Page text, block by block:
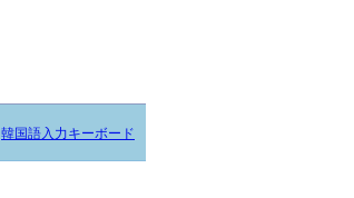
韓国語入力キーボード